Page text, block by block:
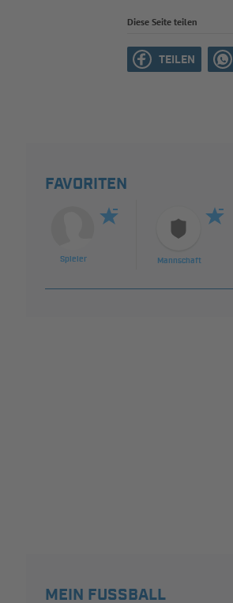
Diese Seite teilen
TEILEN
FAVORITEN
Spieler Mannschaft
MEIN FUSSBALL